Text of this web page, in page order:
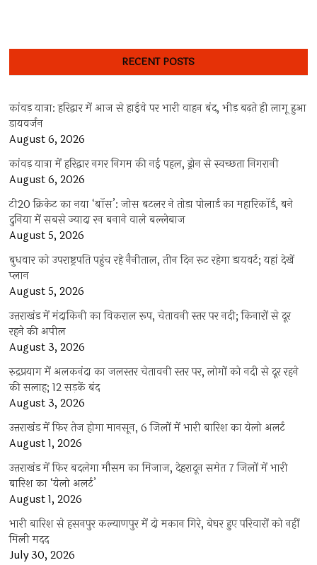
RECENT POSTS
कांवड़ यात्रा: हरिद्वार में आज से हाईवे पर भारी वाहन बंद, भीड़ बढ़ते ही लागू हुआ
डायवर्जन
August 6, 2026
कांवड़ यात्रा में हरिद्वार नगर निगम की नई पहल, ड्रोन से स्वच्छता निगरानी
August 6, 2026
टी20 क्रिकेट का नया ‘बॉस’: जोस बटलर ने तोड़ा पोलार्ड का महारिकॉर्ड, बने
दुनिया में सबसे ज्यादा रन बनाने वाले बल्लेबाज
August 5, 2026
बुधवार को उपराष्ट्रपति पहुंच रहे नैनीताल, तीन दिन रूट रहेगा डायवर्ट; यहां देखें
प्‍लान
August 5, 2026
उत्तराखंड में मंदाकिनी का विकराल रूप, चेतावनी स्तर पर नदी; किनारों से दूर
रहने की अपील
August 3, 2026
रुद्रप्रयाग में अलकनंदा का जलस्तर चेतावनी स्तर पर, लोगों को नदी से दूर रहने
की सलाह; 12 सड़कें बंद
August 3, 2026
उत्तराखंड में फिर तेज होगा मानसून, 6 जिलों में भारी बारिश का येलो अलर्ट
August 1, 2026
उत्तराखंड में फिर बदलेगा मौसम का मिजाज, देहरादून समेत 7 जिलों में भारी
बारिश का ‘येलो अलर्ट’
August 1, 2026
भारी बारिश से हसनपुर कल्याणपुर में दो मकान गिरे, बेघर हुए परिवारों को नहीं
मिली मदद
July 30, 2026